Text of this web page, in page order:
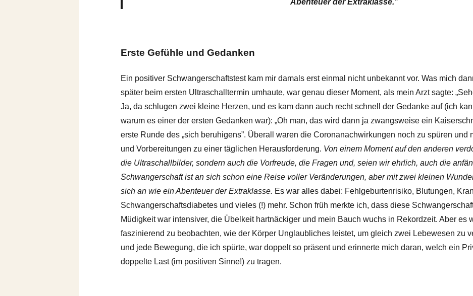
Erste Gefühle und Gedanken
Ein positiver Schwangerschaftstest kam mir damals erst einmal nicht unbekannt vor. Was mich
später beim ersten Ultraschalltermin umhaute, war genau dieser Moment, als mein Arzt sagte:
Ja, da schlugen zwei kleine Herzen, und es kam dann auch recht schnell der Gedanke auf (ich
warum es einer der ersten Gedanken war): „Oh man, das wird dann ja zwangsweise ein
erste Runde des „sich beruhigens”. Überall waren die Coronanachwirkungen noch zu spüren und
und Vorbereitungen zu einer täglichen Herausforderung. Von einem Moment auf den anderen
die Ultraschallbilder, sondern auch die Vorfreude, die Fragen und, seien wir ehrlich, auch die
Schwangerschaft ist an sich schon eine Reise voller Veränderungen, aber mit zwei kleinen
sich an wie ein Abenteuer der Extraklasse. Es war alles dabei: Fehlgeburtenrisiko, Blutungen,
Schwangerschaftsdiabetes und vieles (!) mehr. Schon früh merkte ich, dass diese
Müdigkeit war intensiver, die Übelkeit hartnäckiger und mein Bauch wuchs in Rekordzeit. Aber es
faszinierend zu beobachten, wie der Körper Unglaubliches leistet, um gleich zwei Lebewesen zu
und jede Bewegung, die ich spürte, war doppelt so präsent und erinnerte mich daran, welch ein
doppelte Last (im positiven Sinne!) zu tragen.